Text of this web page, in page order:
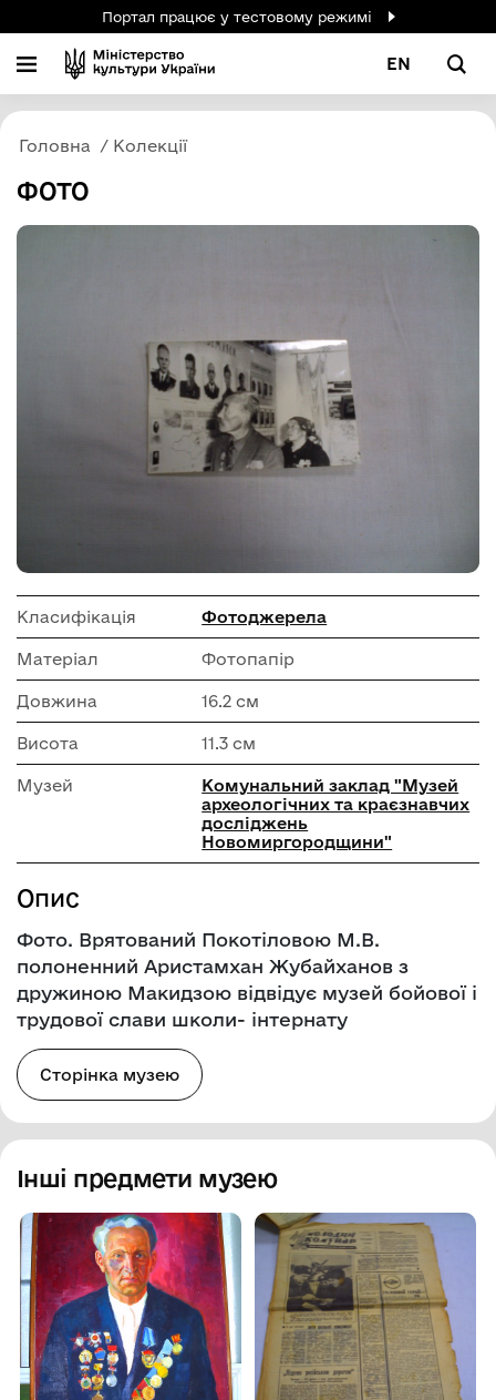
Портал працює у тестовому режимі
EN
Головна Колекції
ФОТО
Класифікація Фотоджерела
Матеріал Фотопапір
Довжина 16.2 см
Висота 11.3 см
Музей
Комунальний заклад "Музей
археологічних та краєзнавчих
досліджень
Новомиргородщини"
Опис
Фото. Врятований Покотіловою М.В.
полоненний Аристамхан Жубайханов з
дружиною Макидзою відвідує музей бойової і
трудової слави школи- інтернату
Сторінка музею
Інші предмети музею